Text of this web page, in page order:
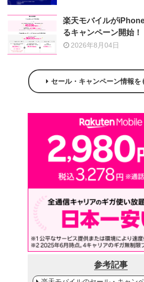
楽天モバイルが
るキャンペーン開始！
2026年8月04日
セール・キャンペーン情報を
参考記事